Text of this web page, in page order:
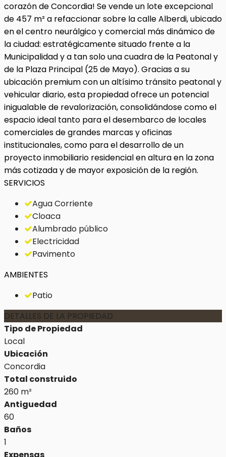
corazón de Concordia! Se vende un lote excepcional
de 457 m² a refaccionar sobre la calle Alberdi, ubicado
en el centro neurálgico y comercial más dinámico de
la ciudad: estratégicamente situado frente a la
Municipalidad y a tan solo una cuadra de la Peatonal y
de la Plaza Principal (25 de Mayo). Gracias a su
ubicación premium con un altísimo tránsito peatonal y
vehicular diario, esta propiedad ofrece un potencial
inigualable de revalorización, consolidándose como el
espacio ideal tanto para el desembarco de locales
comerciales de grandes marcas y oficinas
institucionales, como para el desarrollo de un
proyecto inmobiliario residencial en altura en la zona
más cotizada y de mayor exposición de la región.
SERVICIOS
Agua Corriente
Cloaca
Alumbrado público
Electricidad
Pavimento
AMBIENTES
Patio
DETALLES DE LA PROPIEDAD
Tipo de Propiedad
Local
Ubicación
Concordia
Total construido
260 m²
Antiguedad
60
Baños
1